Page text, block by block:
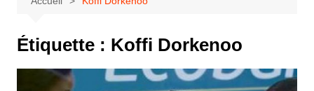
Étiquette : Koffi Dorkenoo